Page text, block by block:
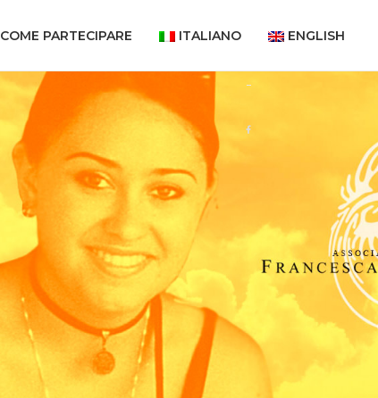
COME PARTECIPARE ITALIANO ENGLISH